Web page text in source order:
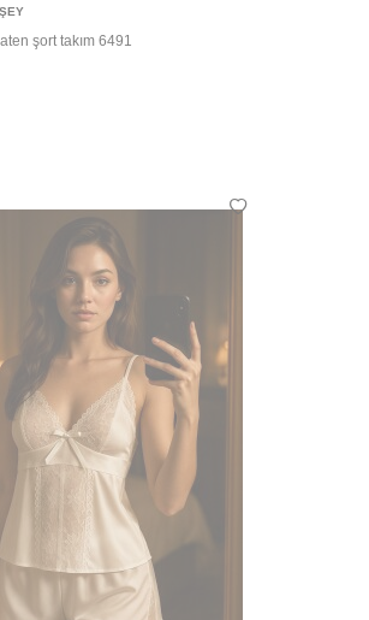
Ekle
şort takım 6491